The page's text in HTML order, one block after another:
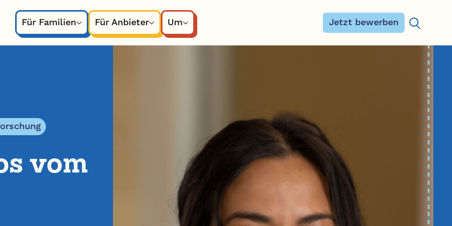
Für Familien
Für Anbieter Um Jetzt bewerben
Suchen
vom